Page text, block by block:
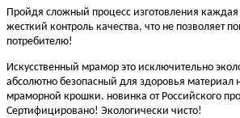
Пройдя сложный процесс изготовления
жесткий контроль качества, что не позволяет
потребителю!
Искусственный мрамор это исключительно
абсолютно безопасный для здоровья материал
мраморной крошки. новинка от Российского
Сертифицировано! Экологически чисто!